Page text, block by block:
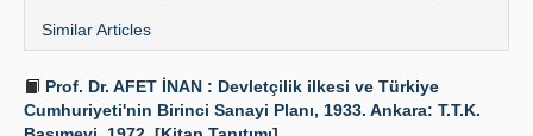
Similar Articles
Prof. Dr. AFET İNAN : Devletçilik ilkesi ve Türkiye
Cumhuriyeti'nin Birinci Sanayi Planı, 1933. Ankara: T.T.K.